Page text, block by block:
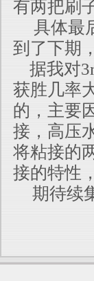
有两把刷
具体最
到了下期
据我对
获胜几率
的，主要
接，高压
将粘接的
接的特性
期待续